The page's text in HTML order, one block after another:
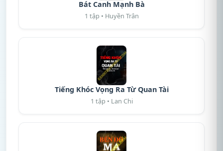
Bát Canh Mạnh Bà
1 tập • Huyền Trân
Tiếng Khóc Vọng Ra Từ Quan Tài
1 tập • Lan Chi